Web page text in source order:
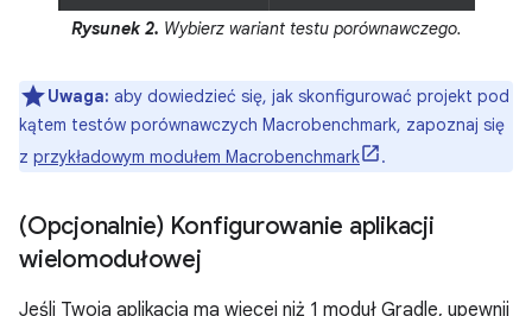
Rysunek 2. Wybierz wariant testu porównawczego.
Uwaga: aby dowiedzieć się, jak skonfigurować projekt pod
kątem testów porównawczych Macrobenchmark, zapoznaj się
z przykładowym modułem Macrobenchmark .
(Opcjonalnie) Konfigurowanie aplikacji
wielomodułowej
Jeśli Twoja aplikacja ma więcej niż 1 moduł Gradle, upewnij